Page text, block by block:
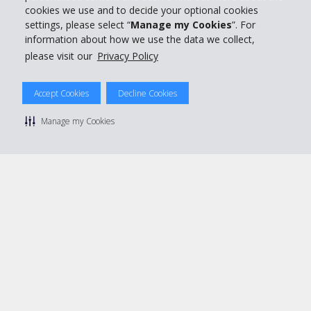
cookies we use and to decide your optional cookies
settings, please select “Manage my Cookies”. For
information about how we use the data we collect,
please visit our Privacy Policy
Accept Cookies Decline Cookies
Manage my Cookies
Prenota con Hertz
© 2026 The Hertz System, Inc.
Privacy Policy | Condizioni di Utilizzo |
Manage cookie preferences